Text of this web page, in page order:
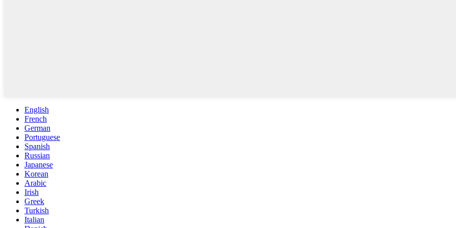
English
French
German
Portuguese
Spanish
Russian
Japanese
Korean
Arabic
Irish
Greek
Turkish
Italian